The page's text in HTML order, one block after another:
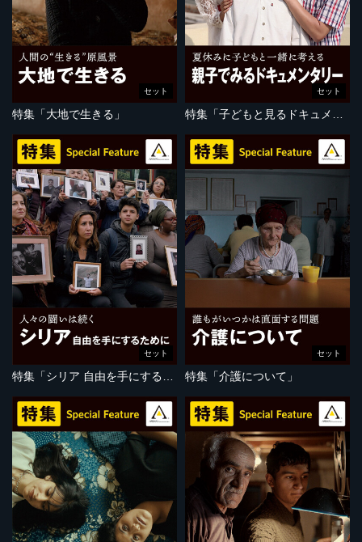
セット
特集「大地で生きる」
セット
セット セット
特集「介護について」